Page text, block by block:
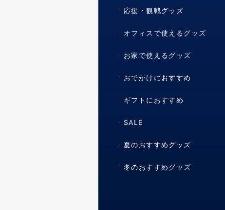
応援・観戦グッズ
オフィスで使えるグッズ
お家で使えるグッズ
おでかけにおすすめ
ギフトにおすすめ
SALE
夏のおすすめグッズ
冬のおすすめグッズ